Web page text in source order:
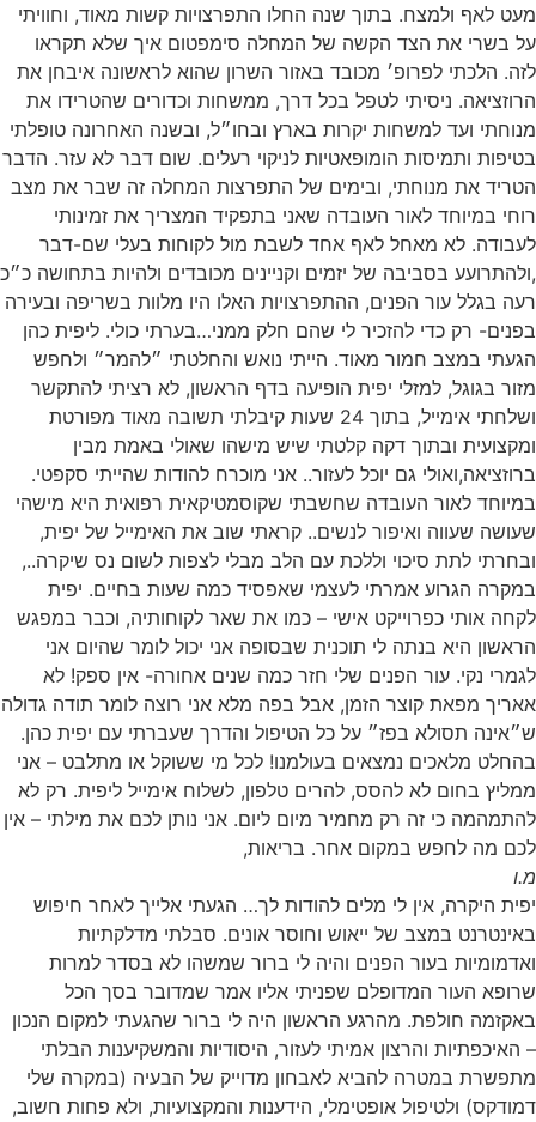
מעט לאף ולמצח. בתוך שנה החלו התפרצויות קשות מאוד, וחוויתי
על בשרי את הצד הקשה של המחלה סימפטום איך שלא תקראו
לזה. הלכתי לפרופ׳ מכובד באזור השרון שהוא לראשונה איבחן את
הרוזציאה. ניסיתי לטפל בכל דרך, ממשחות וכדורים שהטרידו את
מנוחתי ועד למשחות יקרות בארץ ובחו״ל, ובשנה האחרונה טופלתי
בטיפות ותמיסות הומופאטיות לניקוי רעלים. שום דבר לא עזר. הדבר
הטריד את מנוחתי, ובימים של התפרצות המחלה זה שבר את מצב
רוחי במיוחד לאור העובדה שאני בתפקיד המצריך את זמינותי
לעבודה. לא מאחל לאף אחד לשבת מול לקוחות בעלי שם-דבר
,ולהתרועע בסביבה של יזמים וקניינים מכובדים ולהיות בתחושה כ״כ
רעה בגלל עור הפנים, ההתפרצויות האלו היו מלוות בשריפה ובעירה
בפנים- רק כדי להזכיר לי שהם חלק ממני…בערתי כולי. ליפית כהן
הגעתי במצב חמור מאוד. הייתי נואש והחלטתי ״להמר״ ולחפש
מזור בגוגל, למזלי יפית הופיעה בדף הראשון, לא רציתי להתקשר
ושלחתי אימייל, בתוך 24 שעות קיבלתי תשובה מאוד מפורטת
ומקצועית ובתוך דקה קלטתי שיש מישהו שאולי באמת מבין
ברוזציאה,ואולי גם יוכל לעזור.. אני מוכרח להודות שהייתי סקפטי.
במיוחד לאור העובדה שחשבתי שקוסמטיקאית רפואית היא מישהי
שעושה שעווה ואיפור לנשים.. קראתי שוב את האימייל של יפית,
ובחרתי לתת סיכוי וללכת עם הלב מבלי לצפות לשום נס שיקרה..,
במקרה הגרוע אמרתי לעצמי שאפסיד כמה שעות בחיים. יפית
לקחה אותי כפרוייקט אישי – כמו את שאר לקוחותיה, וכבר במפגש
הראשון היא בנתה לי תוכנית שבסופה אני יכול לומר שהיום אני
לגמרי נקי. עור הפנים שלי חזר כמה שנים אחורה- אין ספק! לא
אאריך מפאת קוצר הזמן, אבל בפה מלא אני רוצה לומר תודה גדולה
ש״אינה תסולא בפז״ על כל הטיפול והדרך שעברתי עם יפית כהן.
בהחלט מלאכים נמצאים בעולמנו! לכל מי ששוקל או מתלבט – אני
ממליץ בחום לא להסס, להרים טלפון, לשלוח אימייל ליפית. רק לא
להתמהמה כי זה רק מחמיר מיום ליום. אני נותן לכם את מילתי – אין
לכם מה לחפש במקום אחר. בריאות,
מ.ו
יפית היקרה, אין לי מלים להודות לך… הגעתי אלייך לאחר חיפוש
באינטרנט במצב של ייאוש וחוסר אונים. סבלתי מדלקתיות
ואדמומיות בעור הפנים והיה לי ברור שמשהו לא בסדר למרות
שרופא העור המדופלם שפניתי אליו אמר שמדובר בסך הכל
באקזמה חולפת. מהרגע הראשון היה לי ברור שהגעתי למקום הנכון
– האיכפתיות והרצון אמיתי לעזור, היסודיות והמשקיענות הבלתי
מתפשרת במטרה להביא לאבחון מדוייק של הבעיה (במקרה שלי
דמודקס) ולטיפול אופטימלי, הידענות והמקצועיות, ולא פחות חשוב,